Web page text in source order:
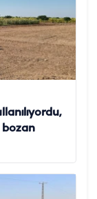
bozan